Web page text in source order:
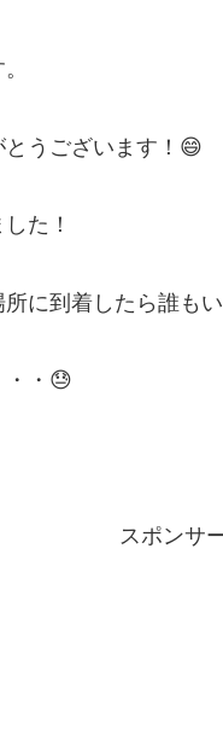
うございます！😄
た！
に到着したら誰も
・・😓
スポンサ